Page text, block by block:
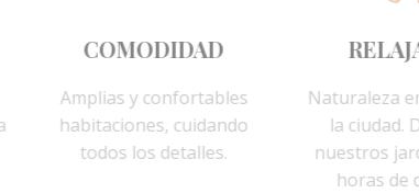
gimnasio
estadía para
contigo
COMODIDAD
Amplias y confortables
habitaciones, cuidando
todos los detalles.